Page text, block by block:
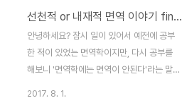
선천적 or 내재적 면역 이야기 final-선천적 면역의 마지막 이야기
안녕하세요? 잠시 일이 있어서 예전에 공부
한 적이 있었는 면역학이지만, 다시 공부를
해보니 '면역학에는 면역이 안된다'라는 말을
2017. 8. 1.